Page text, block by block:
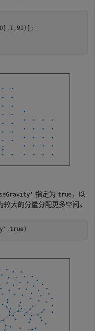
指定为 true，以
大的分量分配更多空间。
,true)